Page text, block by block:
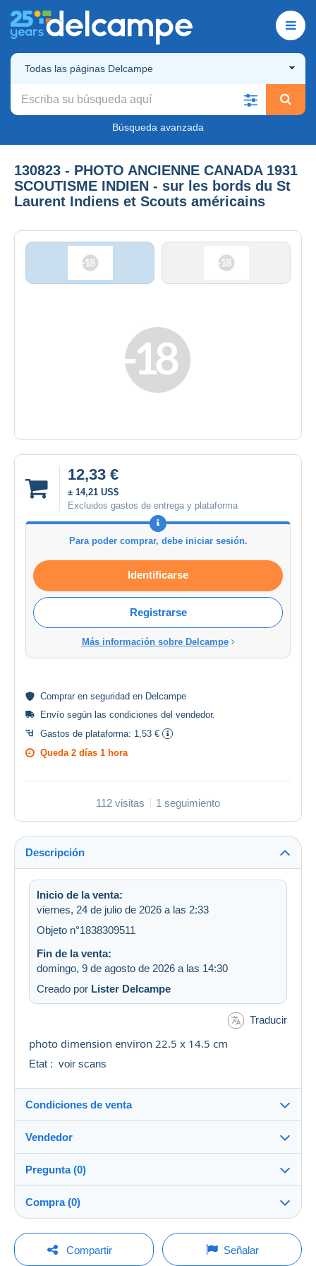
Todas las páginas Delcampe
Búsqueda avanzada
130823 - PHOTO ANCIENNE CANADA 1931
SCOUTISME INDIEN - sur les bords du St
Laurent Indiens et Scouts américains
12,33 €
± 14,21 US$
Excluidos gastos de entrega y plataforma
Para poder comprar, debe iniciar sesión.
Identificarse
Registrarse
Más información sobre Delcampe
Comprar en seguridad en Delcampe
Envío según las condiciones del vendedor.
Gastos de plataforma: 1,53 €
Queda 2 días 1 hora
112 visitas 1 seguimiento
Descripción
Inicio de la venta:
viernes, 24 de julio de 2026 a las 2:33
Objeto n°1838309511
Fin de la venta:
domingo, 9 de agosto de 2026 a las 14:30
Creado por Lister Delcampe
Traducir
photo dimension environ 22.5 x 14.5 cm
Etat : voir scans
Condiciones de venta
Destino:
Ver la lista de países
Envío:
Envío después del pago
A cargo del vendedor
Vendedor
multicollections46100%(34687x)
PRO
Tienda
Apellido:
Pregunta (0)
Para hacer una pregunta, debe iniciar una
Compra (0)
Última actualización: 12:43:24
Compartir Señalar